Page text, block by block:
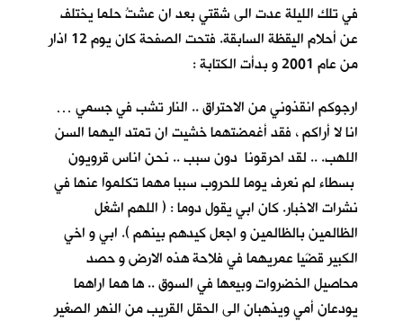
في تلك الليلة عدت الى شقتي بعد ان عشتُ حلما يختلف
عن أحلام اليقظة السابقة. فتحت الصفحة كان يوم 12 اذار
من عام 2001 و بدأت الكتابة :
ارجوكم انقذوني من الاحتراق .. النار تشب في جسمي …
انا لا أراكم ، فقد أغمضتهما خشيت ان تمتد اليهما السن
اللهب. .. لقد احرقونا دون سبب .. نحن اناس قرويون
بسطاء لم نعرف يوما للحروب سببا مهما تكلموا عنها في
نشرات الاخبار. كان ابي يقول دوما : ( اللهم اشغل
الظالمين بالظالمين و اجعل كيدهم بينهم ). ابي و اخي
الكبير قضَيا عمريهما في فلاحة هذه الارض و حصد
محاصيل الخضروات وبيعها في السوق .. ها هما اراهما
يودعان أمي ويذهبان الى الحقل القريب من النهر الصغير